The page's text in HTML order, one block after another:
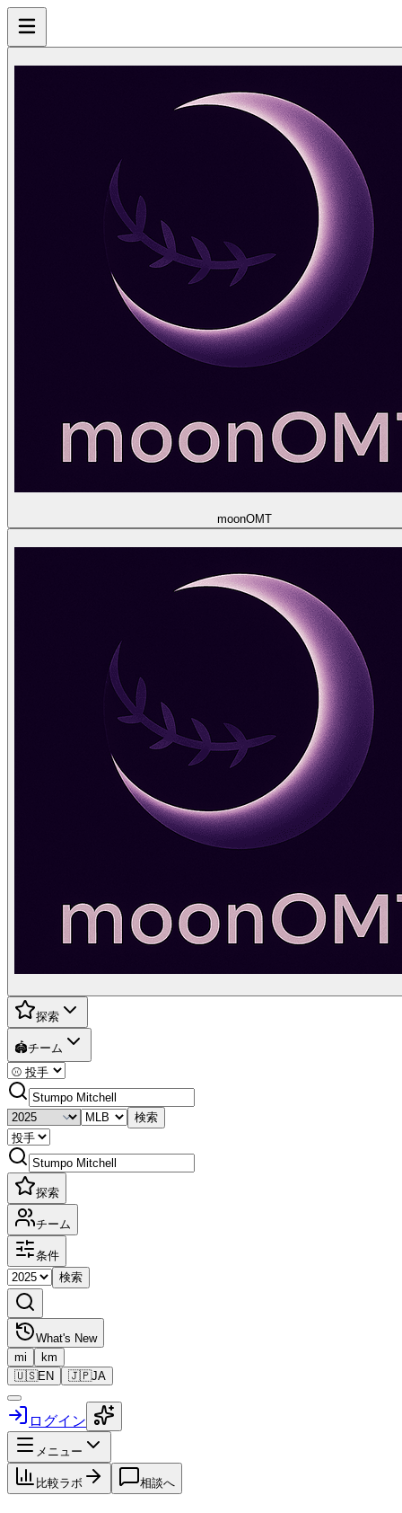
moonOMT
探索
🏟️チーム
検索
探索
チーム
条件
検索
What's New
mi
km
🇺🇸EN 🇯🇵JA
ログイン
メニュー
比較ラボ 相談へ